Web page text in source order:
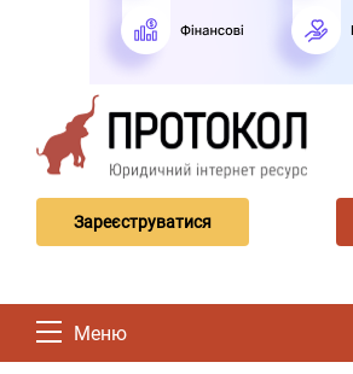
Зареєструватися
Меню